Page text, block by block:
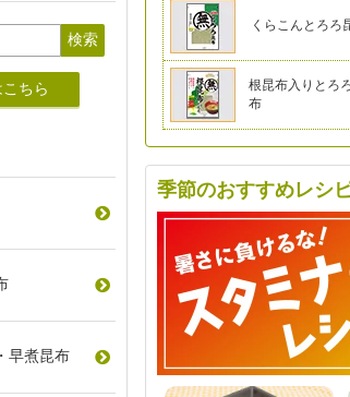
くらこんとろろ
根昆布入りとろ
布
季節のおすすめレシ
ちら
・ 早煮昆布